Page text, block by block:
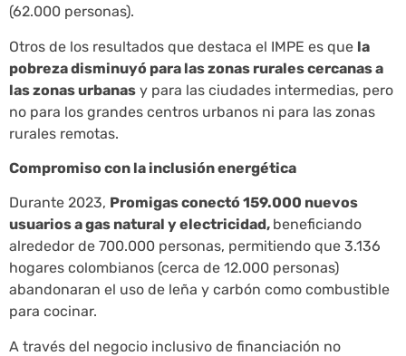
(62.000 personas).
Otros de los resultados que destaca el IMPE es que la
pobreza disminuyó para las zonas rurales cercanas a
las zonas urbanas y para las ciudades intermedias, pero
no para los grandes centros urbanos ni para las zonas
rurales remotas.
Compromiso con la inclusión energética
Durante 2023, Promigas conectó 159.000 nuevos
usuarios a gas natural y electricidad, beneficiando
alrededor de 700.000 personas, permitiendo que 3.136
hogares colombianos (cerca de 12.000 personas)
abandonaran el uso de leña y carbón como combustible
para cocinar.
A través del negocio inclusivo de financiación no